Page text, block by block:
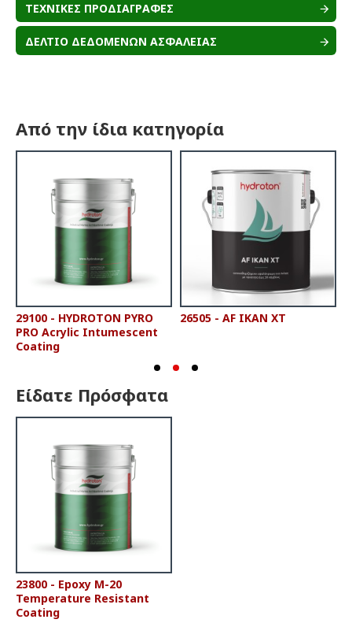
ΤΕΧΝΙΚΕΣ ΠΡΟΔΙΑΓΡΑΦΕΣ
ΔΕΛΤΙΟ ΔΕΔΟΜΕΝΩΝ ΑΣΦΑΛΕΙΑΣ
Από την ίδια κατηγορία
29100 - HYDROTON PYRO
PRO Acrylic Intumescent
Coating
26505 - AF IKAN XT
Είδατε Πρόσφατα
23800 - Epoxy M-20
Temperature Resistant
Coating